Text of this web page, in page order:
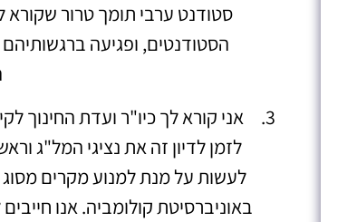
סטודנט ערבי תומך טרור שקורא
הסטודנטים, ופגיעה
אני קורא לך כיו"ר ועדת החינוך
לזמן לדיון זה את נציגי המל"ג
לעשות על מנת למנוע מקרים
באוניברסיטת קולומביה. אנו